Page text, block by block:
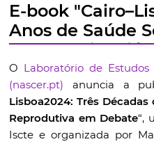
E-book
Anos de Saúde
Reprodutiva" já
O Laboratório de
(nascer.pt) anuncia a
Lisboa2024: Três
Reprodutiva em Debate“,
Iscte e organizada por